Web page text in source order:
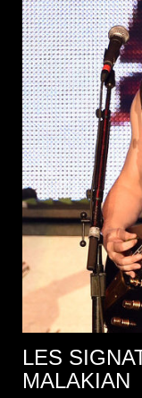
LES
MALAKIAN